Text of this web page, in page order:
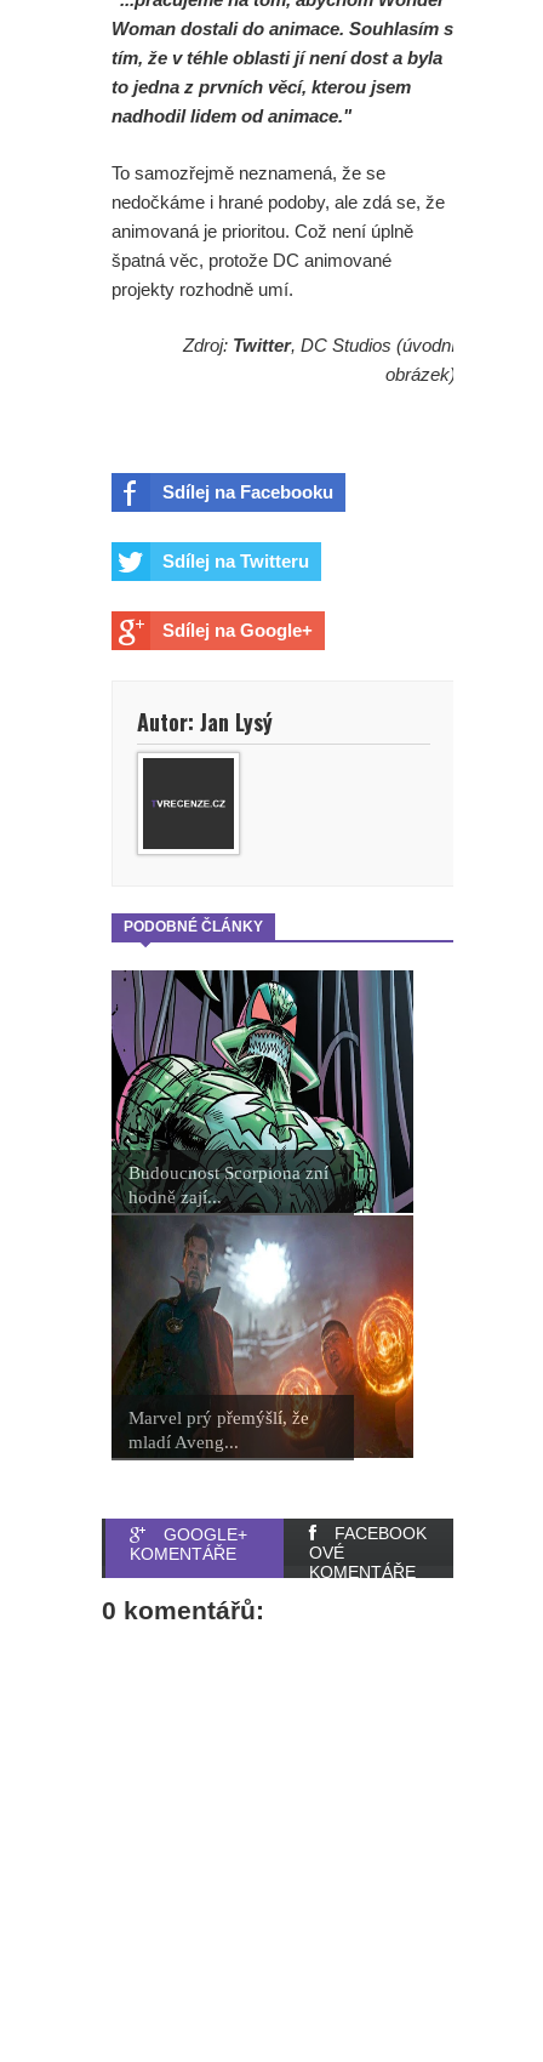
Woman dostali do animace. Souhlasím s
tím, že v téhle oblasti jí není dost a byla
to jedna z prvních věcí, kterou jsem
nadhodil lidem od animace."
To samozřejmě neznamená, že se
nedočkáme i hrané podoby, ale zdá se, že
animovaná je prioritou. Což není úplně
špatná věc, protože DC animované
projekty rozhodně umí.
Zdroj: Twitter, DC Studios (úvodní
obrázek)
Sdílej na Facebooku
Sdílej na Twitteru
Sdílej na Google+
Autor: Jan Lysý
PODOBNÉ ČLÁNKY
Budoucnost Scorpiona zní
hodně zají...
Marvel prý přemýšlí, že
mladí Aveng...
GOOGLE+
KOMENTÁŘE
FACEBOOK
OVÉ
KOMENTÁŘE
0 komentářů: